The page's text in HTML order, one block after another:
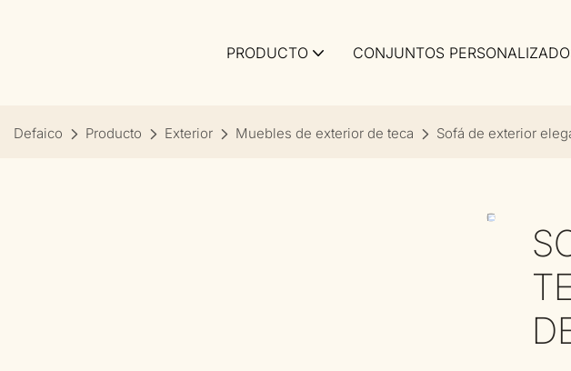
PRODUCTO CONJUNTOS
Defaico Producto Exterior Muebles de exterior de teca Sofá de exterior